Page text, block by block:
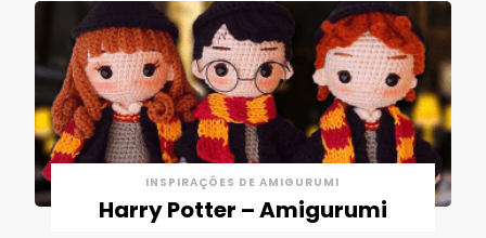
INSPIRAÇÕES DE AMIGURUMI
Harry Potter – Amigurumi